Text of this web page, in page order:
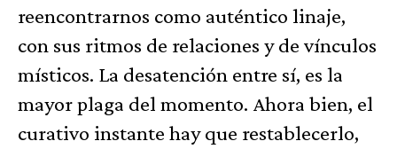
reencontrarnos como auténtico linaje,
con sus ritmos de relaciones y de vínculos
místicos. La desatención entre sí, es la
mayor plaga del momento. Ahora bien, el
curativo instante hay que restablecerlo,